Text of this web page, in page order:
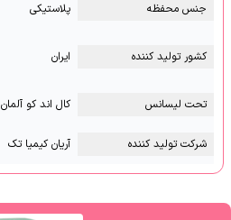
جنس محفظه پلاستیکی
کشور تولید کننده ایران
تحت لیسانس کال اند کو آلمان
شرکت تولید کننده آریان کیمیا تک